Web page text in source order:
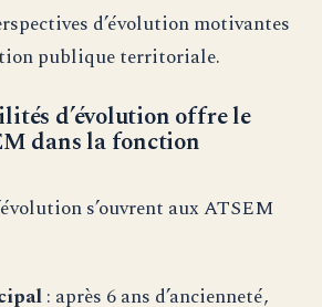
d’évolution motivantes
publique territoriale.
d’évolution offre le
dans la fonction
s’ouvrent aux ATSEM
: après 6 ans d’ancienneté,